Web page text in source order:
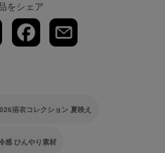
をシェア
浴衣コレクション 夏映え
感 ひんやり素材